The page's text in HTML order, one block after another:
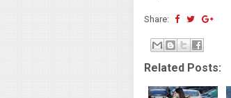
Share:
Related Posts: